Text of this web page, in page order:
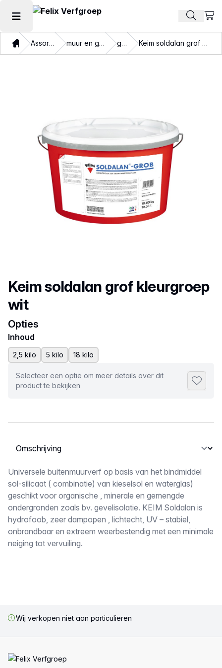
Hoofdmenu openen Zoek
Thuis Assortiment muur en gevelverf glad Keim soldalan grof kleurgroep wit
Productnaam
Keim soldalan grof kleurgroep
wit
Opties
Inhoud
2,5 kilo 5 kilo 18 kilo
Selecteer een optie om meer details over dit
product te bekijken
Selecteer een tabblad
Omschrijving
Universele buitenmuurverf op basis van het bindmiddel
sol-silicaat ( combinatie) van kieselsol en waterglas)
geschikt voor organische , minerale en gemengde
ondergronden zoals bv. gevelisolatie. KEIM Soldalan is
hydrofoob, zeer dampopen , lichtecht, UV – stabiel,
onbrandbaar en extreem weerbestendig met een minimale
neiging tot vervuiling.
Wij verkopen niet aan particulieren